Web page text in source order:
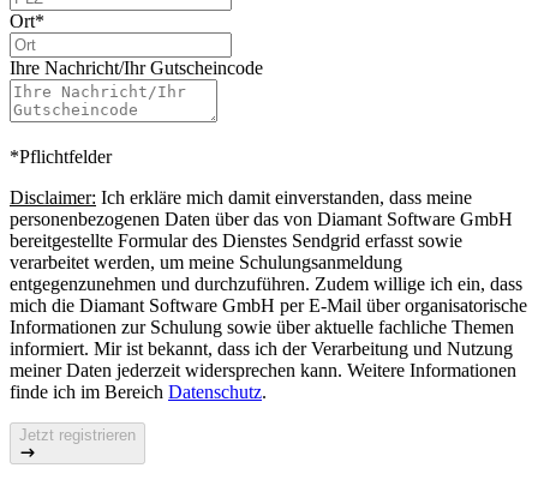
Ort*
Ihre Nachricht/Ihr Gutscheincode
*Pflichtfelder
Disclaimer: Ich erkläre mich damit einverstanden, dass meine
personenbezogenen Daten über das von Diamant Software GmbH
bereitgestellte Formular des Dienstes Sendgrid erfasst sowie
verarbeitet werden, um meine Schulungsanmeldung
entgegenzunehmen und durchzuführen. Zudem willige ich ein, dass
mich die Diamant Software GmbH per E‑Mail über organisatorische
Informationen zur Schulung sowie über aktuelle fachliche Themen
informiert. Mir ist bekannt, dass ich der Verarbeitung und Nutzung
meiner Daten jederzeit widersprechen kann. Weitere Informationen
finde ich im Bereich Datenschutz.
Jetzt registrieren